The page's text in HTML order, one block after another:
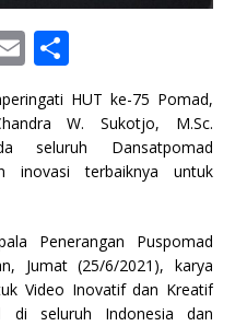
E
m
ai
h
ar
e
HUT ke-75 Pomad,
W. Sukotjo, M.Sc.
seluruh Dansatpomad
inovasi terbaiknya untuk
Penerangan Puspomad
Jumat (25/6/2021), karya
Video Inovatif dan Kreatif
di seluruh Indonesia dan